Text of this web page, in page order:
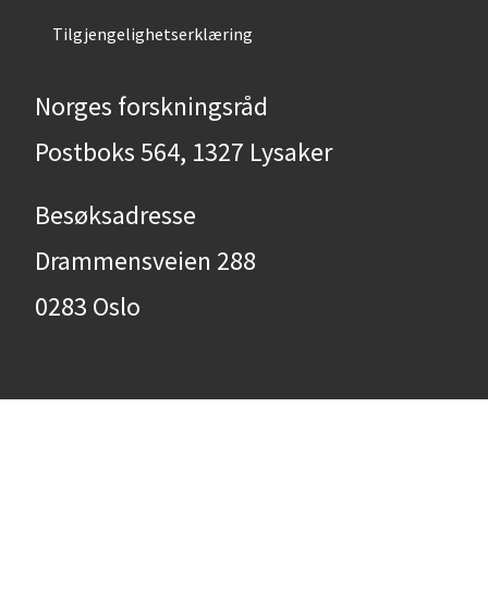
Tilgjengelighetserklæring
Norges forskningsråd
Postboks 564, 1327 Lysaker
Besøksadresse
Drammensveien 288
0283 Oslo